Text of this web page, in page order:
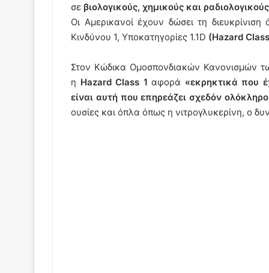
σε βιολογικούς, χημικούς και
Οι Αμερικανοί έχουν δώσει τη
Κινδύνου 1, Υποκατηγορίες 1.1D (Hazard
Στον Κώδικα Ομοσπονδιακών Κανονισμών
η Hazard Class 1 αφορά «εκρηκτικά που
είναι αυτή που επηρεάζει σχεδόν
ουσίες και όπλα όπως η νιτρογλυκερίνη, ο